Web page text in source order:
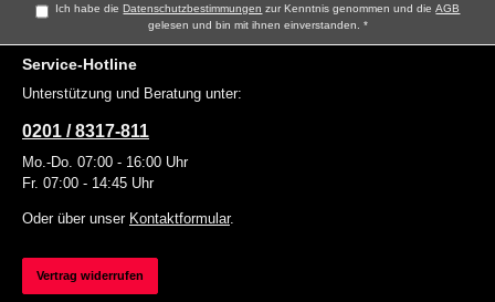
Ich habe dieDatenschutzbestimmungen zur Kenntnis genommen und dieAGB
gelesen und bin mit ihnen einverstanden.*
Service-Hotline
Unterstützung und Beratung unter:
0201 / 8317-811
Mo.-Do. 07:00 - 16:00 Uhr
Fr. 07:00 - 14:45 Uhr
Oder über unser Kontaktformular.
Vertrag widerrufen